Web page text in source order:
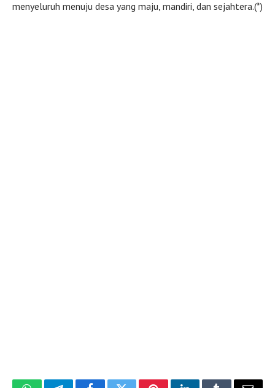
menyeluruh menuju desa yang maju, mandiri, dan sejahtera.(*)